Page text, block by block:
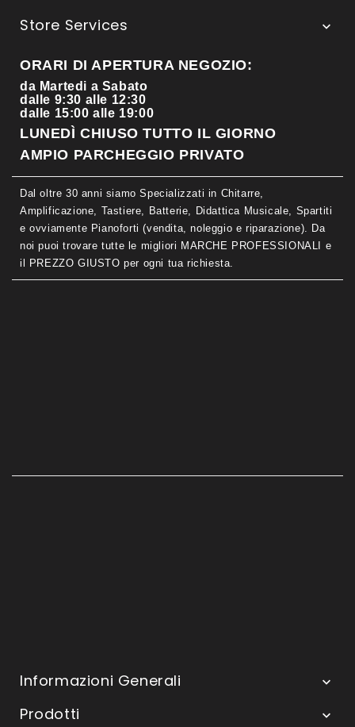
Store Services 
ORARI DI APERTURA NEGOZIO:
da Martedi a Sabato
dalle 9:30 alle 12:30
dalle 15:00 alle 19:00
LUNEDÌ CHIUSO TUTTO IL GIORNO
AMPIO PARCHEGGIO PRIVATO
Dal oltre 30 anni siamo Specializzati in Chitarre,
Amplificazione, Tastiere, Batterie, Didattica Musicale, Spartiti
e ovviamente Pianoforti (vendita, noleggio e riparazione). Da
noi puoi trovare tutte le migliori MARCHE PROFESSIONALI e
il PREZZO GIUSTO per ogni tua richiesta.
Informazioni Generali 
Prodotti 